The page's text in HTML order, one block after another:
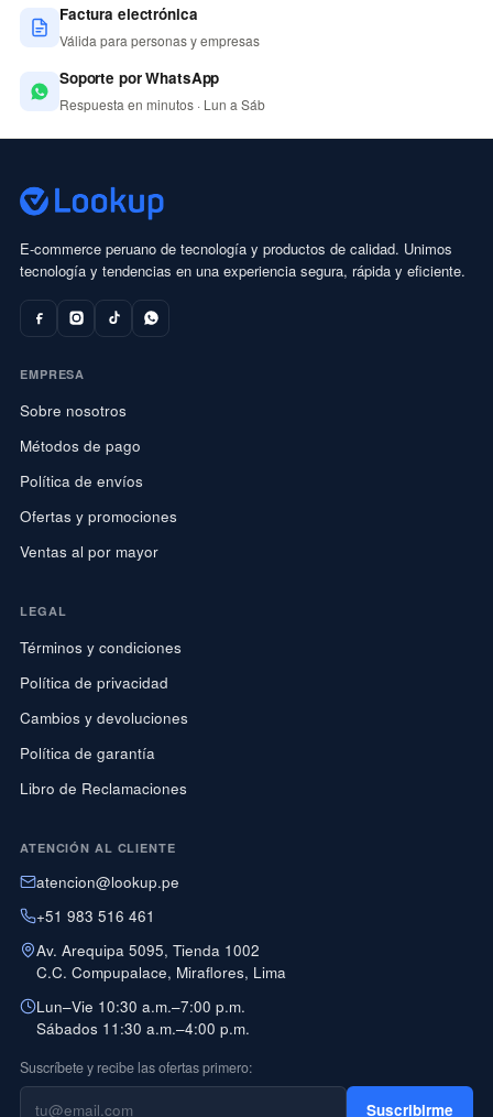
Factura electrónica
Válida para personas y empresas
Soporte por WhatsApp
Respuesta en minutos · Lun a Sáb
E-commerce peruano de tecnología y productos de calidad. Unimos
tecnología y tendencias en una experiencia segura, rápida y eficiente.
EMPRESA
Sobre nosotros
Métodos de pago
Política de envíos
Ofertas y promociones
Ventas al por mayor
LEGAL
Términos y condiciones
Política de privacidad
Cambios y devoluciones
Política de garantía
Libro de Reclamaciones
ATENCIÓN AL CLIENTE
atencion@lookup.pe
+51 983 516 461
Av. Arequipa 5095, Tienda 1002
C.C. Compupalace, Miraflores, Lima
Lun–Vie 10:30 a.m.–7:00 p.m.
Sábados 11:30 a.m.–4:00 p.m.
Suscríbete y recibe las ofertas primero:
Suscribirme